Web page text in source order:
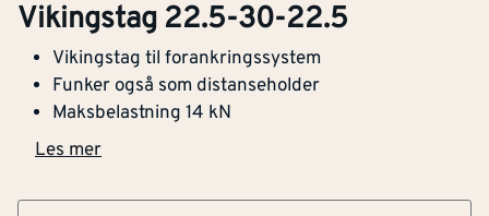
Vikingstag 22.5-30-22.5
Vikingstag til forankringssystem
Funker også som distanseholder
Maksbelastning 14 kN
Les mer